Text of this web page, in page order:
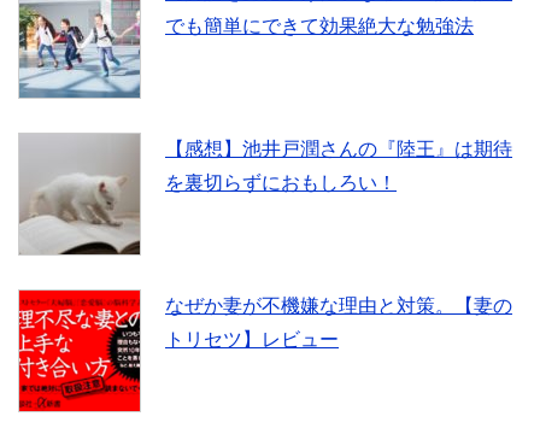
k
でも簡単にできて効果絶大な勉強法
【感想】池井戸潤さんの『陸王』は期待
を裏切らずにおもしろい！
なぜか妻が不機嫌な理由と対策。【妻の
トリセツ】レビュー